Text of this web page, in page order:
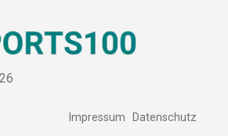
Impressum Datenschutz